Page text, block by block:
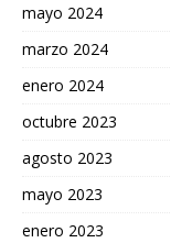
mayo 2024
marzo 2024
enero 2024
octubre 2023
agosto 2023
mayo 2023
enero 2023